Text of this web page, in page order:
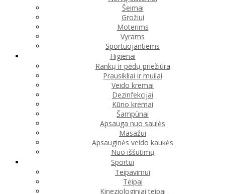
Šeimai
Grožiui
Moterims
Vyrams
Sportuojantiems
Higienai
Rankų ir pėdų priežiūra
Prausikliai ir muilai
Veido kremai
Dezinfekcijai
Kūno kremai
Šampūnai
Apsauga nuo saulės
Masažui
Apsauginės veido kaukės
Nuo iššutimų
Sportui
Teipavimui
Teipai
Kineziologiniai teipai